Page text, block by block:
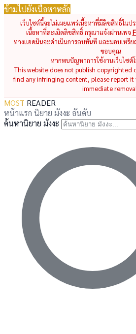
ข้ามไปยังเนื้อหาหลัก
เว็บไซต์นี้จะไม่เผยแพร่เนื้อหาที่มีลิขสิทธิ์ในป
เนื้อหาที่ละเมิดลิขสิทธิ์ กรุณาแจ้งผ่านเพจ
ทางแอดมินจะดำเนินการลบทันที และมอบเหรี
ขอบคุณ
หากพบปัญหาการใช้งานเว็บไซต์
This website does not publish copyrighted
find any infringing content, please report it
immediate
MOST READER
หน้าแรก นิยาย มังงะ อันดับ
ค้นหานิยาย มังงะ